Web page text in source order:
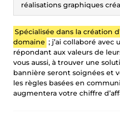
réalisations graphiques
Spécialisée dans la création
domaine ; j’ai collaboré
répondant aux valeurs de
vous aussi, à trouver une
bannière seront soignées et
les règles basées en
augmentera votre chiffre